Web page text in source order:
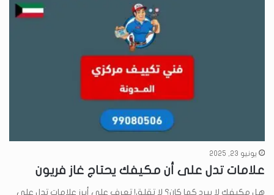
يونيو 23, 2025
علامات تدل على أن مكيفك يحتاج غاز فريون
هل مكيفك لا يبرد كما كان؟ لا تقلق! تعرف على أبرز علامات تدل على